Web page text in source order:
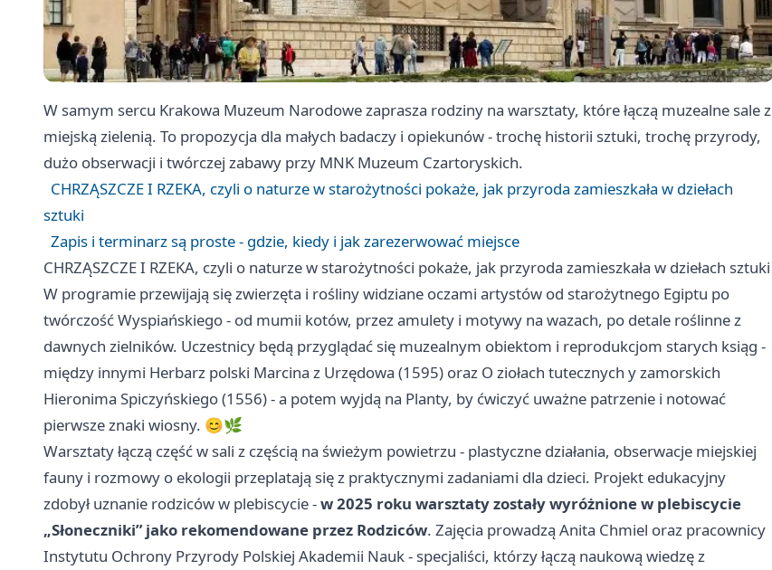
W samym sercu Krakowa Muzeum Narodowe zaprasza rodziny na warsztaty, które łączą muzealne sale z
miejską zielenią. To propozycja dla małych badaczy i opiekunów - trochę historii sztuki, trochę przyrody,
dużo obserwacji i twórczej zabawy przy MNK Muzeum Czartoryskich.
CHRZĄSZCZE I RZEKA, czyli o naturze w starożytności pokaże, jak przyroda zamieszkała w dziełach
sztuki
Zapis i terminarz są proste - gdzie, kiedy i jak zarezerwować miejsce
CHRZĄSZCZE I RZEKA, czyli o naturze w starożytności pokaże, jak przyroda zamieszkała w dziełach sztuki
W programie przewijają się zwierzęta i rośliny widziane oczami artystów od starożytnego Egiptu po
twórczość Wyspiańskiego - od mumii kotów, przez amulety i motywy na wazach, po detale roślinne z
dawnych zielników. Uczestnicy będą przyglądać się muzealnym obiektom i reprodukcjom starych ksiąg -
między innymi Herbarz polski Marcina z Urzędowa (1595) oraz O ziołach tutecznych y zamorskich
Hieronima Spiczyńskiego (1556) - a potem wyjdą na Planty, by ćwiczyć uważne patrzenie i notować
pierwsze znaki wiosny. 😊🌿
Warsztaty łączą część w sali z częścią na świeżym powietrzu - plastyczne działania, obserwacje miejskiej
fauny i rozmowy o ekologii przeplatają się z praktycznymi zadaniami dla dzieci. Projekt edukacyjny
zdobył uznanie rodziców w plebiscycie -w 2025 roku warsztaty zostały wyróżnione w plebiscycie
„Słoneczniki” jako rekomendowane przez Rodziców. Zajęcia prowadzą Anita Chmiel oraz pracownicy
Instytutu Ochrony Przyrody Polskiej Akademii Nauk - specjaliści, którzy łączą naukową wiedzę z